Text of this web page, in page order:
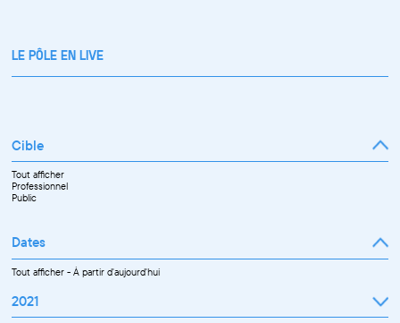
LE PÔLE EN LIVE
Cible
Tout afficher
Professionnel
Public
Dates
Tout afficher-À partir d'aujourd'hui
2021